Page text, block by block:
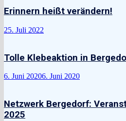
Erinnern heißt verändern!
25. Juli 2022
Tolle Klebeaktion in
6. Juni 20206. Juni 2020
Netzwerk Bergedorf:
2025